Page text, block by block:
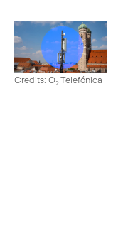
Credits: O2Telefónica